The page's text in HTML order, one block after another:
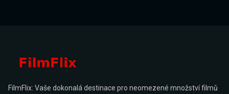
FilmFlix: Vaše dokonalá destinace pro neomezené množství filmů